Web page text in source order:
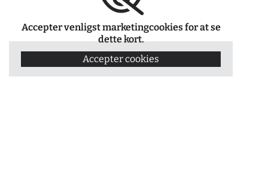
Accepter venligst marketingcookies for at se
dette kort.
Accepter cookies